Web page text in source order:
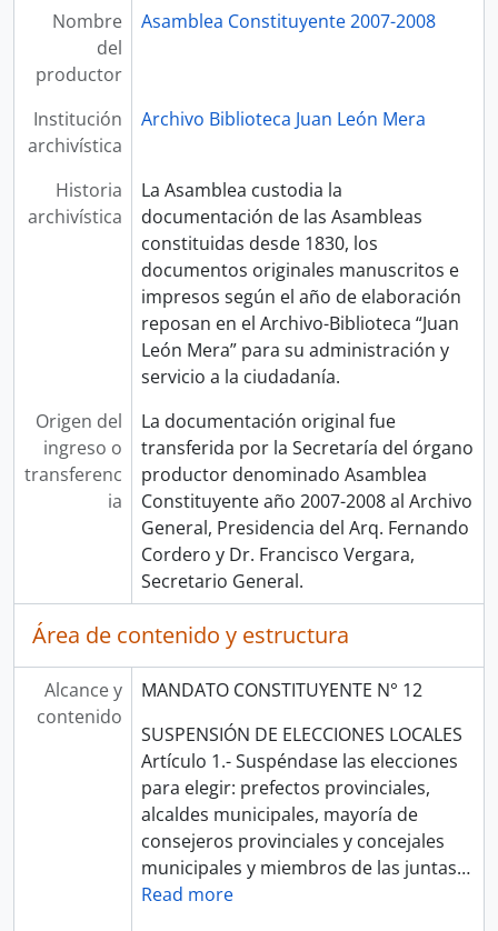
Nombre
del
productor
Asamblea Constituyente 2007-2008
Institución
archivística
Archivo Biblioteca Juan León Mera
Historia
archivística
La Asamblea custodia la
documentación de las Asambleas
constituidas desde 1830, los
documentos originales manuscritos e
impresos según el año de elaboración
reposan en el Archivo-Biblioteca “Juan
León Mera” para su administración y
servicio a la ciudadanía.
Origen del
ingreso o
transferenc
ia
La documentación original fue
transferida por la Secretaría del órgano
productor denominado Asamblea
Constituyente año 2007-2008 al Archivo
General, Presidencia del Arq. Fernando
Cordero y Dr. Francisco Vergara,
Secretario General.
Área de contenido y estructura
Alcance y
contenido
MANDATO CONSTITUYENTE N° 12
SUSPENSIÓN DE ELECCIONES LOCALES
Artículo 1.- Suspéndase las elecciones
para elegir: prefectos provinciales,
alcaldes municipales, mayoría de
consejeros provinciales y concejales
municipales y miembros de las juntas…
Read more